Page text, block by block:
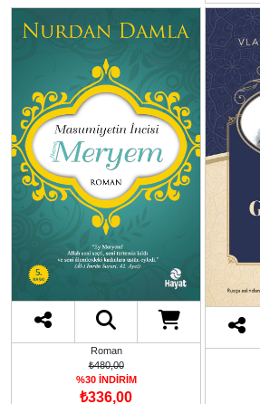
Roman
₺480,00
%30 İNDİRİM
₺336,00